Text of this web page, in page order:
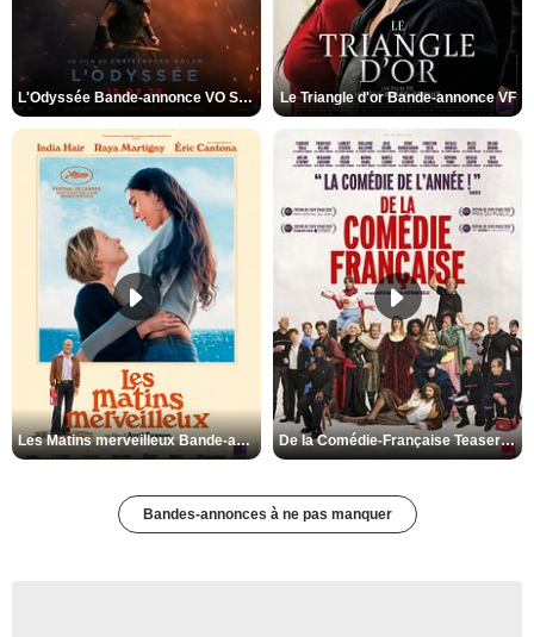
L'Odyssée Bande-annonce VO STFR Le Triangle d'or Bande-annonce VF
Les Matins merveilleux Bande-annonce VF De la Comédie-Française Teaser VF
Bandes-annonces à ne pas manquer